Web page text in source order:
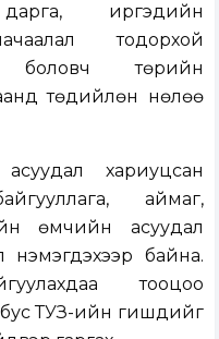
иргэдийн
тодорхой
боловч төрийн
төдийлөн нөлөө
хариуцсан
аймаг,
өмчийн асуудал
нэмэгдэхээр байна.
тооцоо
ТУЗ-ийн гишүүдийг